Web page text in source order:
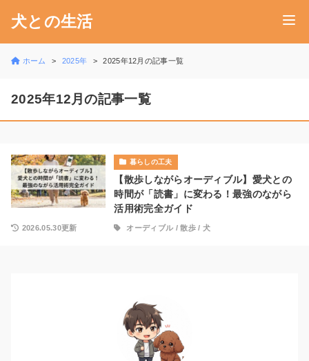
犬との生活
ホーム 2025年 2025年12月の記事一覧
2025年12月の記事一覧
暮らしの工夫
【散歩しながらオーディブル】愛犬との
時間が「読書」に変わる！最強のながら
活用術完全ガイド
2026.05.30更新 オーディブル /散歩/ 犬